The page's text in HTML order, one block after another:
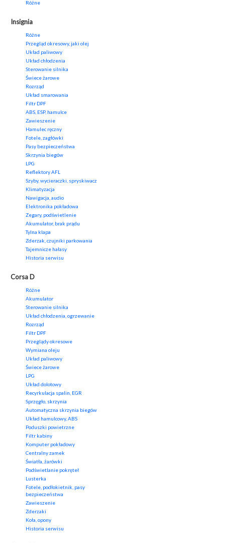
Różne
Insignia
Różne
Przegląd okresowy, jaki olej
Układ paliwowy
Układ chłodzenia
Sterowanie silnika
Świece żarowe
Rozrząd
Układ smarowania
Filtr DPF
ABS, ESP, hamulce
Zawieszenie
Hamulec ręczny
Fotele, zagłówki
Pasy bezpieczeństwa
Skrzynia biegów
LPG
Reflektory AFL
Szyby, wycieraczki, spryskiwacz
Klimatyzacja
Nawigacja, audio
Elektronika pokładowa
Zegary, podświetlenie
Akumulator, brak prądu
Tylna klapa
Zderzak, czujniki parkowania
Tajemnicze hałasy
Historia serwisu
Corsa D
Różne
Akumulator
Sterowanie silnika
Układ chłodzenia, ogrzewanie
Rozrząd
Filtr DPF
Przeglądy okresowe
Wymiana oleju
Układ paliwowy
Świece żarowe
LPG
Układ dolotowy
Recyrkulacja spalin, EGR
Sprzęgło, skrzynia
Automatyczna skrzynia biegów
Układ hamulcowy, ABS
Poduszki powietrzne
Filtr kabiny
Komputer pokładowy
Centralny zamek
Światła, żarówki
Podświetlanie pokręteł
Lusterka
Fotele, podłokietnik, pasy
bezpieczeństwa
Zawieszenie
Zderzaki
Koła, opony
Historia serwisu